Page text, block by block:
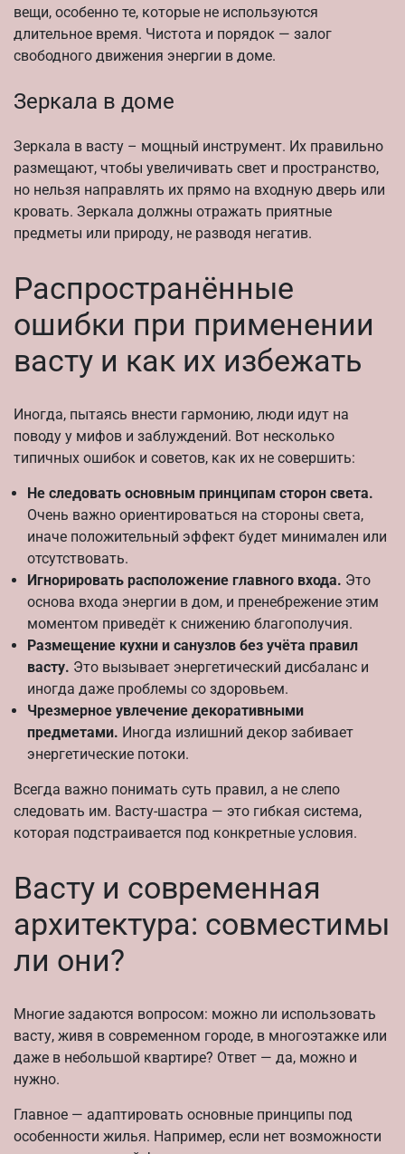
вещи, особенно те, которые не используются
длительное время. Чистота и порядок — залог
свободного движения энергии в доме.
Зеркала в доме
Зеркала в васту – мощный инструмент. Их правильно
размещают, чтобы увеличивать свет и пространство,
но нельзя направлять их прямо на входную дверь или
кровать. Зеркала должны отражать приятные
предметы или природу, не разводя негатив.
Распространённые
ошибки при применении
васту и как их избежать
Иногда, пытаясь внести гармонию, люди идут на
поводу у мифов и заблуждений. Вот несколько
типичных ошибок и советов, как их не совершить:
Не следовать основным принципам сторон света.
Очень важно ориентироваться на стороны света,
иначе положительный эффект будет минимален или
отсутствовать.
Игнорировать расположение главного входа. Это
основа входа энергии в дом, и пренебрежение этим
моментом приведёт к снижению благополучия.
Размещение кухни и санузлов без учёта правил
васту. Это вызывает энергетический дисбаланс и
иногда даже проблемы со здоровьем.
Чрезмерное увлечение декоративными
предметами. Иногда излишний декор забивает
энергетические потоки.
Всегда важно понимать суть правил, а не слепо
следовать им. Васту-шастра — это гибкая система,
которая подстраивается под конкретные условия.
Васту и современная
архитектура: совместимы
ли они?
Многие задаются вопросом: можно ли использовать
васту, живя в современном городе, в многоэтажке или
даже в небольшой квартире? Ответ — да, можно и
нужно.
Главное — адаптировать основные принципы под
особенности жилья. Например, если нет возможности